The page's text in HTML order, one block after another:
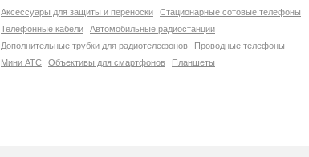
Аксессуары для защиты и переноски
Стационарные сотовые телефоны
Телефонные кабели
Автомобильные радиостанции
Дополнительные трубки для радиотелефонов
Проводные телефоны
Мини АТС
Объективы для смартфонов Планшеты